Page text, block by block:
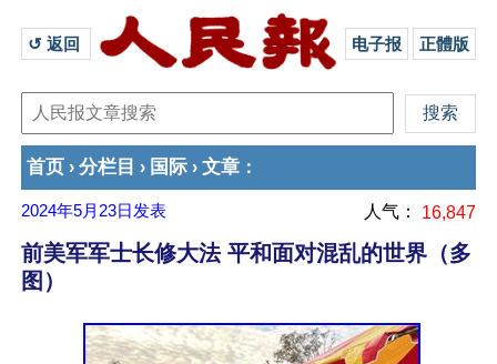
↺ 返回 电子报 正體版
首页 › 分栏目 › 国际 › 文章 ：
2024年5月23日 发表 人气： 16,847
前美军军士长修大法 平和面对混乱的世界（多
图）